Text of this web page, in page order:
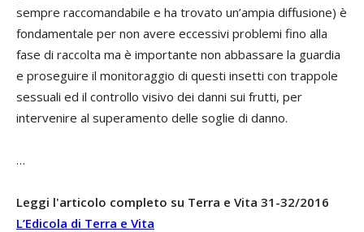
sempre raccomandabile e ha trovato un’ampia diffusione) è
fondamentale per non avere eccessivi problemi fino alla
fase di raccolta ma è importante non abbassare la guardia
e proseguire il monitoraggio di questi insetti con trappole
sessuali ed il controllo visivo dei danni sui frutti, per
intervenire al superamento delle soglie di danno.
…
Leggi l'articolo completo su Terra e Vita 31-32/2016
L’Edicola di Terra e Vita